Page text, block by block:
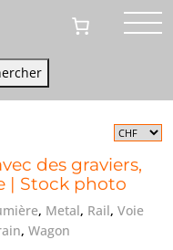
des graviers,
| Stock photo
, Metal, Rail, Voie
, Wagon